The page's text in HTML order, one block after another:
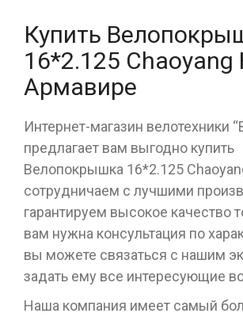
Купить
16*2.125 Chaoyang
Армавире
Интернет-магазин велотехники
предлагает вам выгодно купить
Велопокрышка 16*2.125
сотрудничаем с лучшими
гарантируем высокое качество
вам нужна консультация по
вы можете связаться с нашим
задать ему все интересующие
Наша компания имеет самый